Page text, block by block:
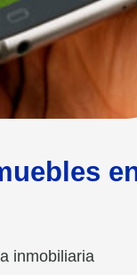
inmobiliaria